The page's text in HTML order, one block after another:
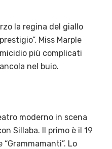
la regina del giallo
Miss Marple
più complicati
nel buio.
moderno in scena
Sillaba. Il primo è il 19
Lo